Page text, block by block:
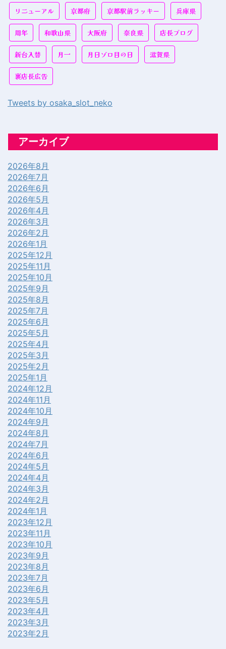
リニューアル 京都府 京都駅前ラッキー 兵庫県
周年 和歌山県 大阪府 奈良県 店長ブログ
新台入替 月一 月日ゾロ目の日 滋賀県
裏店長広告
Tweets by osaka_slot_neko
アーカイブ
2026年8月
2026年7月
2026年6月
2026年5月
2026年4月
2026年3月
2026年2月
2026年1月
2025年12月
2025年11月
2025年10月
2025年9月
2025年8月
2025年7月
2025年6月
2025年5月
2025年4月
2025年3月
2025年2月
2025年1月
2024年12月
2024年11月
2024年10月
2024年9月
2024年8月
2024年7月
2024年6月
2024年5月
2024年4月
2024年3月
2024年2月
2024年1月
2023年12月
2023年11月
2023年10月
2023年9月
2023年8月
2023年7月
2023年6月
2023年5月
2023年4月
2023年3月
2023年2月